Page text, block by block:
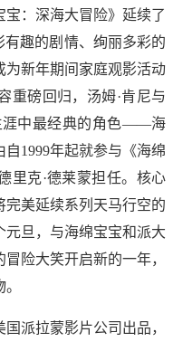
：深海大冒险》延续了
趣的剧情、绚丽多彩的
为新年期间家庭观影活动
重磅回归，汤姆·肯尼与
涯中最经典的角色——海
1999年起就参与《海绵
里克·德莱蒙担任。核心
美延续系列天马行空的
旦，与海绵宝宝和派大
险大笑开启新的一年，
派拉蒙影片公司出品，